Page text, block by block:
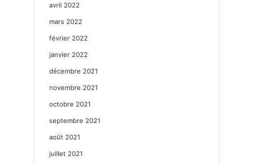
avril 2022
mars 2022
février 2022
janvier 2022
décembre 2021
novembre 2021
octobre 2021
septembre 2021
août 2021
juillet 2021